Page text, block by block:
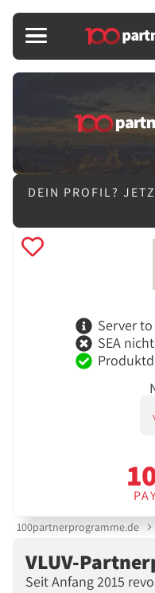
DEIN PROFIL?
Server
SEA
100partnerprogramme.de
VLUV-
Seit Anfang 2015